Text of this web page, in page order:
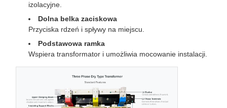
izolacyjne.
Dolna belka zaciskowa
Przyciska rdzeń i spływy na miejscu.
Podstawowa ramka
Wspiera transformator i umożliwia mocowanie instalacji.